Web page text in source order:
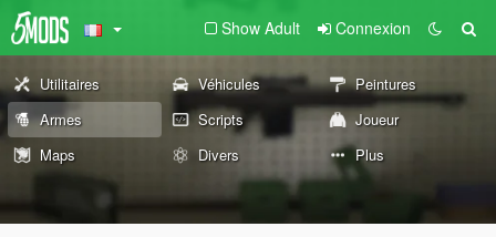
Show Adult Connexion
Utilitaires Véhicules
Peintures
Armes
Scripts
Joueur
Maps
Divers Plus